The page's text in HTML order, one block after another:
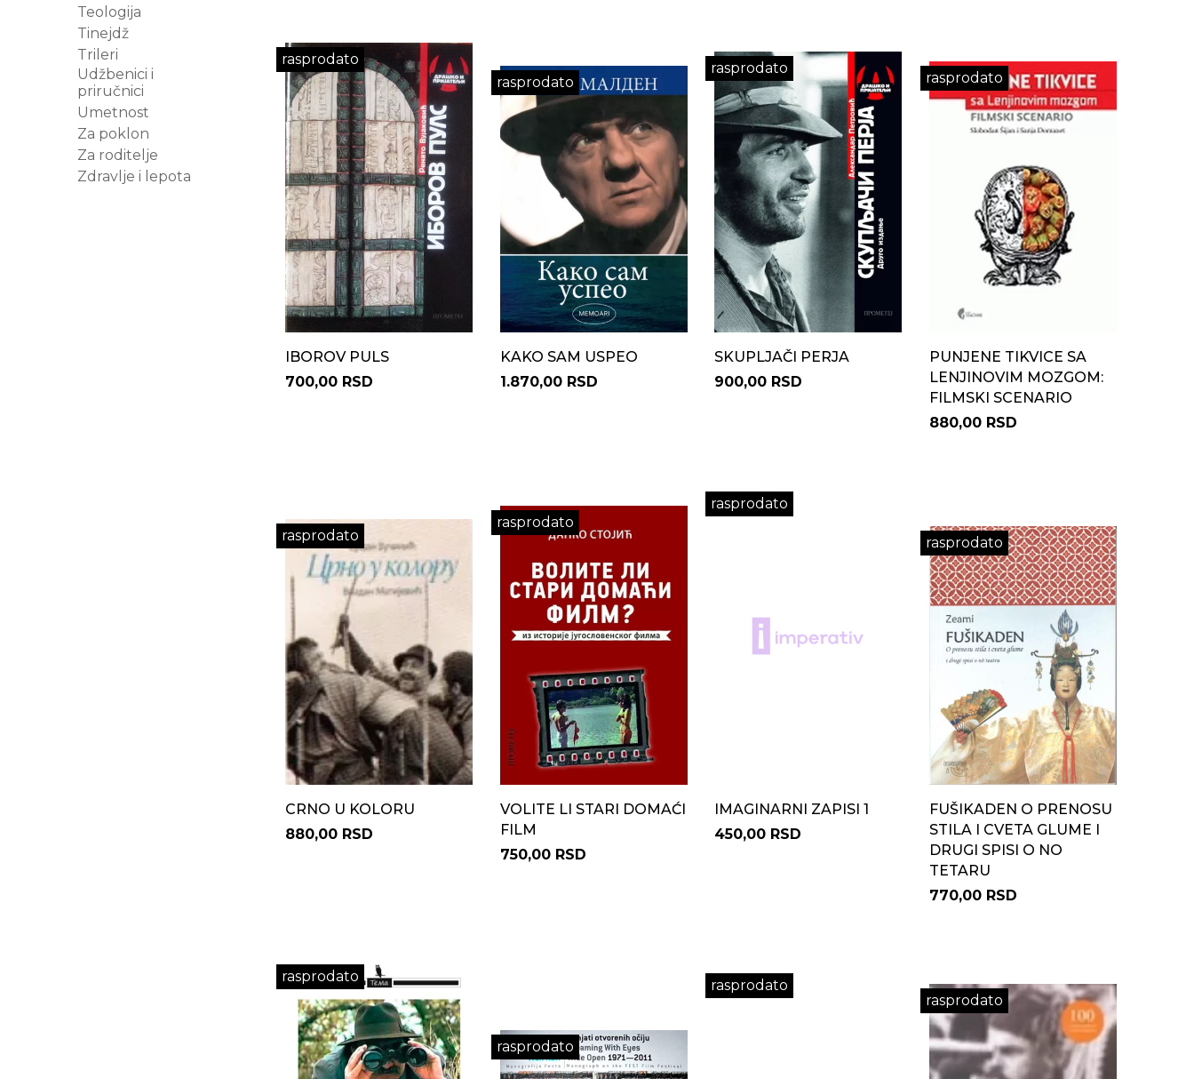
Teologija
Tinejdž
Trileri
Udžbenici i
priručnici
Umetnost
Za poklon
Za roditelje
Zdravlje i lepota
rasprodato
IBOROV PULS
700,00 RSD
rasprodato
KAKO SAM USPEO
1.870,00 RSD
rasprodato
SKUPLJAČI PERJA
900,00 RSD
rasprodato
PUNJENE TIKVICE SA
LENJINOVIM MOZGOM:
FILMSKI SCENARIO
880,00 RSD
rasprodato
CRNO U KOLORU
880,00 RSD
rasprodato
VOLITE LI STARI DOMAĆI
FILM
750,00 RSD
rasprodato
IMAGINARNI ZAPISI 1
450,00 RSD
rasprodato
FUŠIKADEN O PRENOSU
STILA I CVETA GLUME I
DRUGI SPISI O NO
TETARU
770,00 RSD
rasprodato
rasprodato
rasprodato
rasprodato